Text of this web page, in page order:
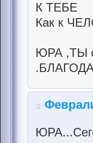
К ТЕБЕ
Как к
ЮРА ,ТЫ